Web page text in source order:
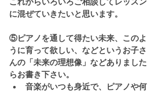
これからいろいろご相談してレッスン
に混ぜていきたいと思います。
⑤ピアノを通して得たい未来、このよ
うに育って欲しい、などというお子さ
んの「未来の理想像」などありました
らお書き下さい。
音楽がいつも身近で、ピアノや何